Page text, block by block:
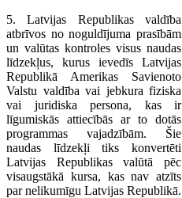
5. Latvijas Republikas valdība
atbrīvos no noguldījuma prasībām
un valūtas kontroles visus naudas
līdzekļus, kurus ievedīs Latvijas
Republikā Amerikas Savienoto
Valstu valdība vai jebkura fiziska
vai juridiska persona, kas ir
līgumiskās attiecībās ar to dotās
programmas vajadzībām. Šie
naudas līdzekļi tiks konvertēti
Latvijas Republikas valūtā pēc
visaugstākā kursa, kas nav atzīts
par nelikumīgu Latvijas Republikā.